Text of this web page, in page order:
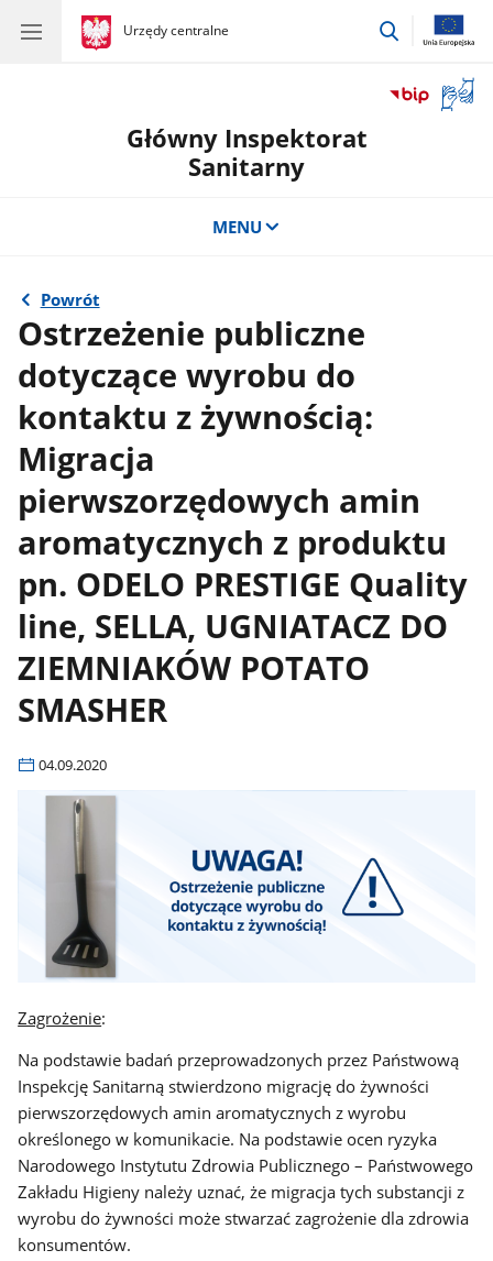
gov.pl
Urzędy centralne
gov.pl
Urzędy
przejdź
okno
Główny Inspektorat
Sanitarny
MENU
Powrót
Ostrzeżenie publiczne
dotyczące wyrobu do
kontaktu z żywnością:
Migracja
pierwszorzędowych amin
aromatycznych z produktu
pn. ODELO PRESTIGE Quality
line, SELLA, UGNIATACZ DO
ZIEMNIAKÓW POTATO
SMASHER
04.09.2020
Zagrożenie:
Na podstawie badań przeprowadzonych przez Państwową
Inspekcję Sanitarną stwierdzono migrację do żywności
pierwszorzędowych amin aromatycznych z wyrobu
określonego w komunikacie. Na podstawie ocen ryzyka
Narodowego Instytutu Zdrowia Publicznego – Państwowego
Zakładu Higieny należy uznać, że migracja tych substancji z
wyrobu do żywności może stwarzać zagrożenie dla zdrowia
konsumentów.